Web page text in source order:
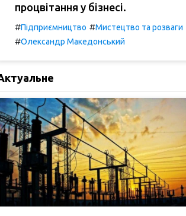
процвітання у бізнесі.
#Підприємництво #Мистецтво та розваги
#Олександр Македонський